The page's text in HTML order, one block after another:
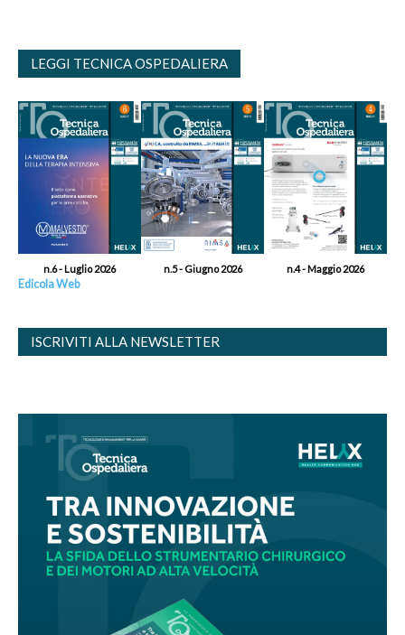
LEGGI TECNICA OSPEDALIERA
n.6 - Luglio 2026 n.5 - Giugno 2026 n.4 - Maggio 2026
Edicola Web
ISCRIVITI ALLA NEWSLETTER